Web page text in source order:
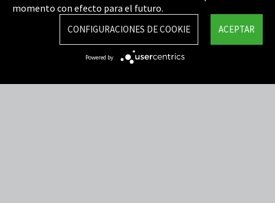
Términos y Condiciones
Mapa del sitio
Integrity Line
momento con efecto para el futuro.
ACEPTAR
CONFIGURACIONES DE COOKIE
Powered by